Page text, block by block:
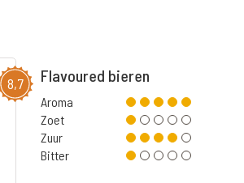
8,7 Flavoured bieren
Aroma
Zoet
Zuur
Bitter